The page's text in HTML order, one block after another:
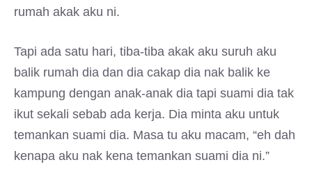
rumah akak aku ni.
Tapi ada satu hari, tiba-tiba akak aku suruh aku
balik rumah dia dan dia cakap dia nak balik ke
kampung dengan anak-anak dia tapi suami dia tak
ikut sekali sebab ada kerja. Dia minta aku untuk
temankan suami dia. Masa tu aku macam, “eh dah
kenapa aku nak kena temankan suami dia ni.”